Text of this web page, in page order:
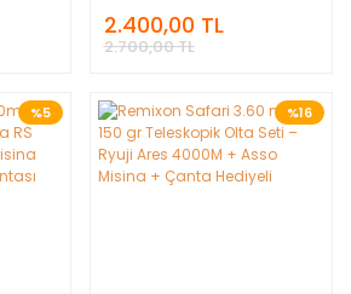
Spin Makine + Asso Ultra
Misina Sarılı Set + Çanta
Hediyeli
2.400,00 TL
2.700,00 TL
%5 %16